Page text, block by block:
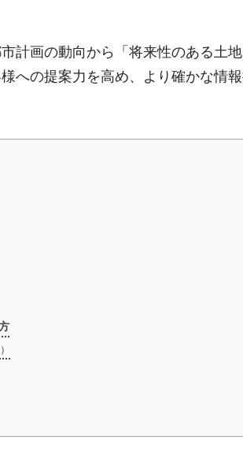
計画の動向から「将来性のある土
への提案力を高め、より確かな情